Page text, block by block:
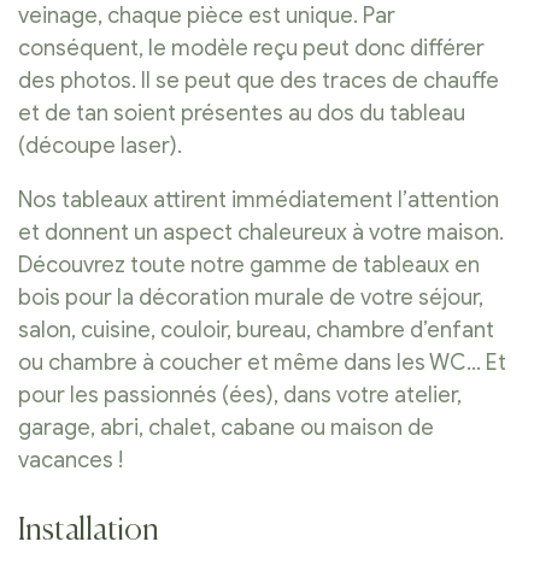
veinage, chaque pièce est unique. Par
conséquent, le modèle reçu peut donc différer
des photos. Il se peut que des traces de chauffe
et de tan soient présentes au dos du tableau
(découpe laser).
Nos tableaux attirent immédiatement l’attention
et donnent un aspect chaleureux à votre maison.
Découvrez toute notre gamme de tableaux en
bois pour la décoration murale de votre séjour,
salon, cuisine, couloir, bureau, chambre d’enfant
ou chambre à coucher et même dans les WC… Et
pour les passionnés (ées), dans votre atelier,
garage, abri, chalet, cabane ou maison de
vacances !
Installation